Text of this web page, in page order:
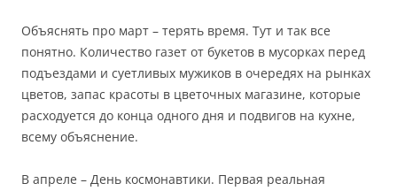
Объяснять про март – терять время. Тут и так все
понятно. Количество газет от букетов в мусорках перед
подъездами и суетливых мужиков в очередях на рынках
цветов, запас красоты в цветочных магазине, которые
расходуется до конца одного дня и подвигов на кухне,
всему объяснение.
В апреле – День космонавтики. Первая реальная